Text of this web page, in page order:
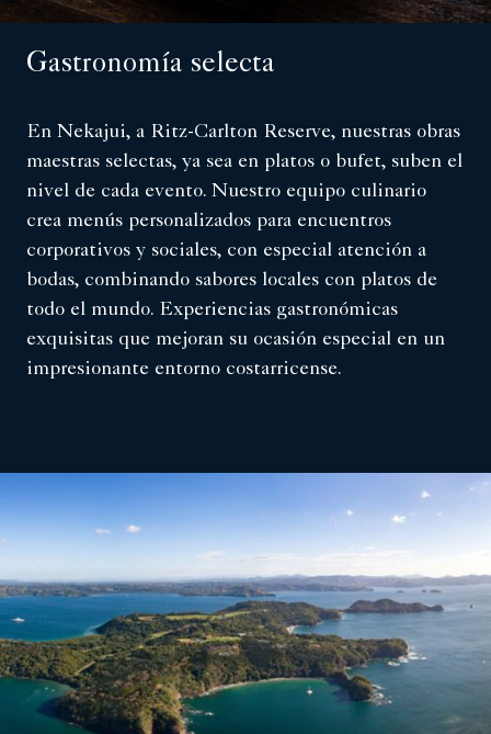
Gastronomía selecta
En Nekajui, a Ritz-Carlton Reserve, nuestras obras
maestras selectas, ya sea en platos o bufet, suben el
nivel de cada evento. Nuestro equipo culinario
crea menús personalizados para encuentros
corporativos y sociales, con especial atención a
bodas, combinando sabores locales con platos de
todo el mundo. Experiencias gastronómicas
exquisitas que mejoran su ocasión especial en un
impresionante entorno costarricense.